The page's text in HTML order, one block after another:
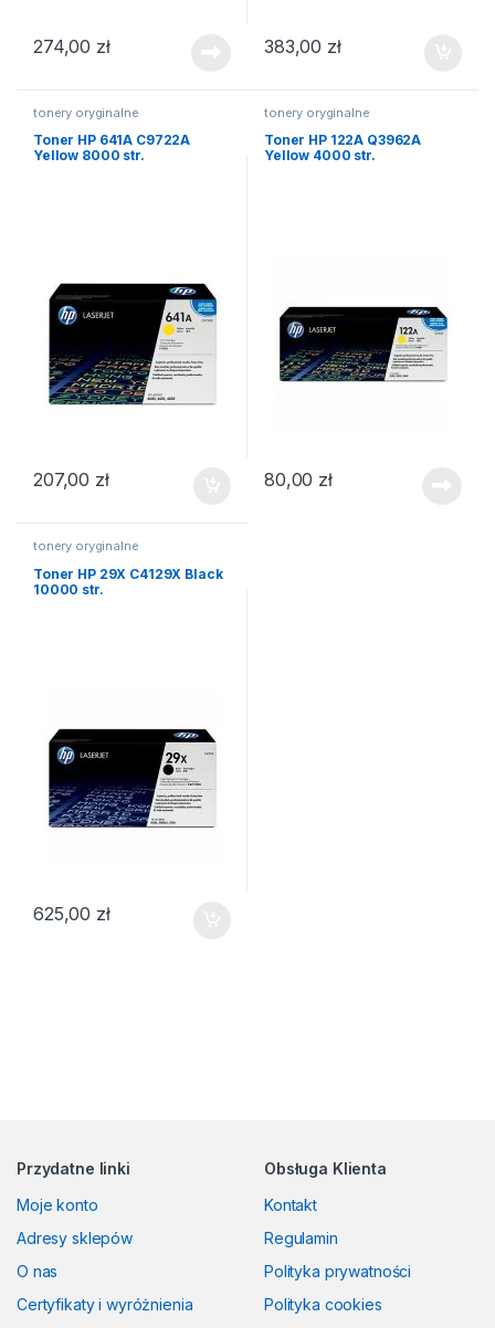
274,00 zł 383,00 zł
tonery oryginalne
Toner HP 641A C9722A
Yellow 8000 str.
207,00 zł
tonery oryginalne
Toner HP 122A Q3962A
Yellow 4000 str.
80,00 zł
tonery oryginalne
Toner HP 29X C4129X Black
10000 str.
625,00 zł
Przydatne linki
Moje konto
Adresy sklepów
O nas
Certyfikaty i wyróżnienia
Obsługa Klienta
Kontakt
Regulamin
Polityka prywatności
Polityka cookies